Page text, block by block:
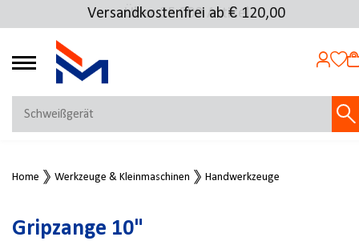
Über 25.000 Artikel
Versandkostenfrei ab € 120,00
4.72
MEIN KONTO
Jetzt anmelden
NEU BEI FMOSER?
Jetzt registrieren
Home Werkzeuge & Kleinmaschinen Handwerkzeuge
Gripzange 10"